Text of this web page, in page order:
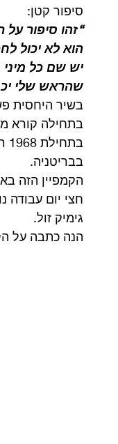
סיפור קטן:
“זהו סיפור על
הוא לא יכול
יש שם כל מיני
שהראש שלי
בשיר היחסית
בבריטניה.
חצי יום
גימיק זול.
הנה כתבה על